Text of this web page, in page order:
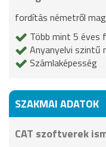
fordítás németről
Több mint 5
Anyanyelvi szintű
Számlaképesség
SZAKMAI ADATOK
CAT szoftverek